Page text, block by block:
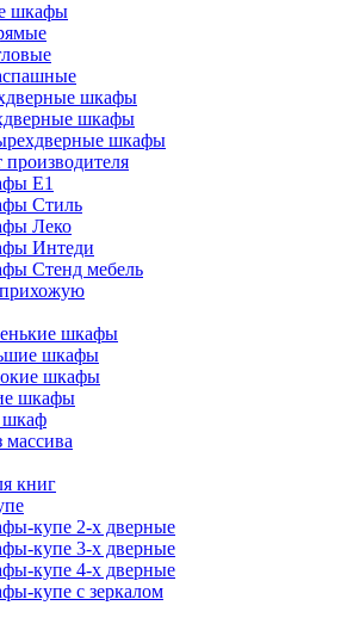
шкафы
шкафы
шкафы
шкафы
E1
Стиль
Леко
Интеди
Стенд мебель
шкафы
шкафы
шкафы
шкафы
шкаф
книг
купе 2-х дверные
купе 3-х дверные
купе 4-х дверные
купе с зеркалом